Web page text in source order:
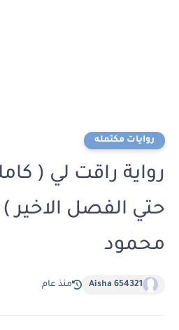
روايات مكتمله
رواية راقت لي (
حتي الفصل الاخير
محمود
Aisha 654321 منذ عام